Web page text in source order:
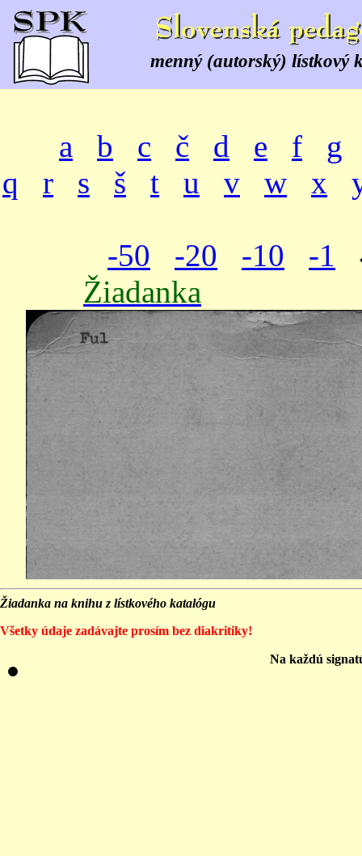
menný (autorský) lístkový
a b c č d e f
g
q
r s š t u v w x
-50 -20 -10
-1
Žiadanka
Žiadanka na knihu z lístkového katalógu
Všetky údaje zadávajte prosím bez diakritiky!
Na každú